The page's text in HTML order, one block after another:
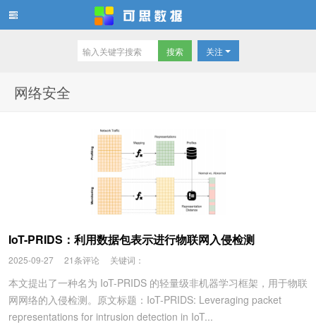
关注
网络安全
IoT-PRIDS：利用数据包表示进行物联网入侵检测
2025-09-27 21条评论 关键词：
本文提出了一种名为 IoT-PRIDS 的轻量级非机器学习框架，用于物联
网网络的入侵检测。原文标题：IoT-PRIDS: Leveraging packet
representations for intrusion detection in IoT...